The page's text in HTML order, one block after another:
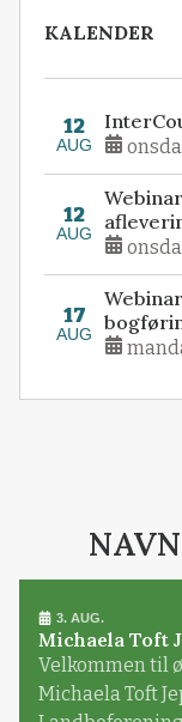
KALENDER
12
AUG
12
AUG
17
AUG
3. AUG.
Michaela Toft
Velkommen til
Michaela Toft